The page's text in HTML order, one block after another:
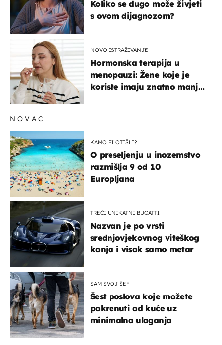
Koliko se dugo može živjeti
s ovom dijagnozom?
NOVO ISTRAŽIVANJE
Hormonska terapija u
menopauzi: Žene koje je
koriste imaju znatno manji
NOVAC
KAMO BI OTIŠLI?
O preseljenju u inozemstvo
razmišlja 9 od 10
Europljana
TREĆI UNIKATNI BUGATTI
Nazvan je po vrsti
srednjovjekovnog viteškog
konja i visok samo metar
SAM SVOJ ŠEF
Šest poslova koje možete
pokrenuti od kuće uz
minimalna ulaganja